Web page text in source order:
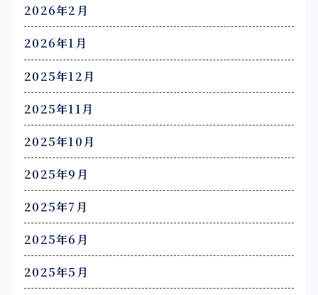
2026年2月
2026年1月
2025年12月
2025年11月
2025年10月
2025年9月
2025年7月
2025年6月
2025年5月